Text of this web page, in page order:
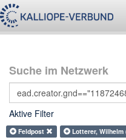
Suche im Netzwerk
Aktive Filter
Feldpost
Lotterer,